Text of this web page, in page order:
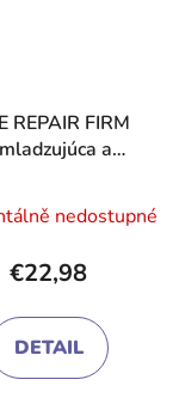
REPAIR FIRM
a
hodnotenie
produktu
je
3,9
z
nedostupné
€22,98
DETAIL